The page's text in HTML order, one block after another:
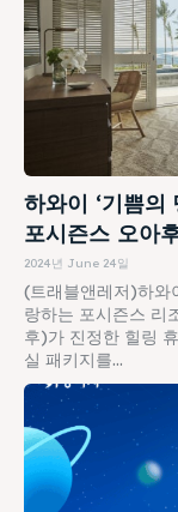
하와이 ‘기쁨의
포시즌스 오아
2024년 June 24일
(트래블앤레저)하와
랑하는 포시즌스 리
후)가 진정한 힐링
실 패키지를...